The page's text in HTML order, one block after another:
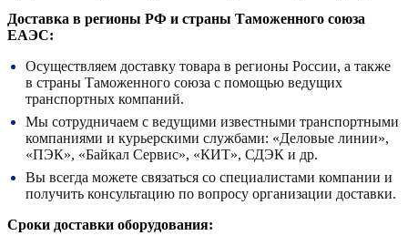
Доставка в регионы РФ и страны Таможенного союза
ЕАЭС:
Осуществляем доставку товара в регионы России, а также
в страны Таможенного союза с помощью ведущих
транспортных компаний.
Мы сотрудничаем с ведущими известными транспортными
компаниями и курьерскими службами: «Деловые линии»,
«ПЭК», «Байкал Сервис», «КИТ», СДЭК и др.
Вы всегда можете связаться со специалистами компании и
получить консультацию по вопросу организации доставки.
Сроки доставки оборудования: